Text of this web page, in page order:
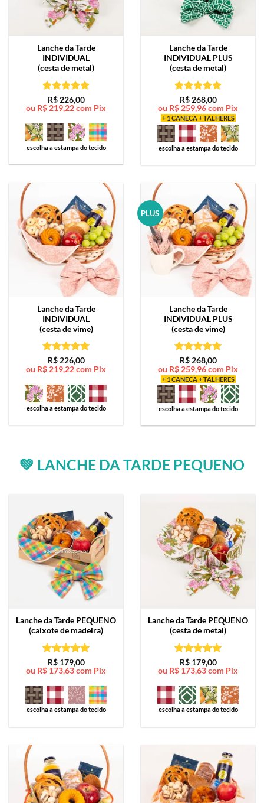
Lanche da Tarde
INDIVIDUAL
(cesta de metal)
Avaliação5
de 5
R$226,00
ou R$ 219,22com Pix
escolha a estampa do tecido
Lanche da Tarde
INDIVIDUAL PLUS
(cesta de metal)
Avaliação5
de 5
R$268,00
ou R$ 259,96com Pix
+ 1 CANECA + TALHERES
escolha a estampa do tecido
Lanche da Tarde
INDIVIDUAL
(cesta de vime)
Avaliação5
de 5
R$226,00
ou R$ 219,22com Pix
escolha a estampa do tecido
PLUS
Lanche da Tarde
INDIVIDUAL PLUS
(cesta de vime)
Avaliação5
de 5
R$268,00
ou R$ 259,96com Pix
+ 1 CANECA + TALHERES
escolha a estampa do tecido
💚 LANCHE DA TARDE PEQUENO
Lanche da Tarde PEQUENO
(caixote de madeira)
Avaliação5
de 5
R$179,00
ou R$ 173,63com Pix
escolha a estampa do tecido
Lanche da Tarde PEQUENO
(cesta de metal)
Avaliação5
de 5
R$179,00
ou R$ 173,63com Pix
escolha a estampa do tecido